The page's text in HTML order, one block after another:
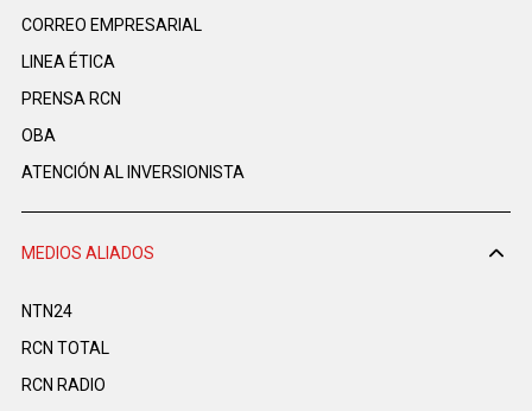
CORREO EMPRESARIAL
LINEA ÉTICA
PRENSA RCN
OBA
ATENCIÓN AL INVERSIONISTA
MEDIOS ALIADOS
NTN24
RCN TOTAL
RCN RADIO